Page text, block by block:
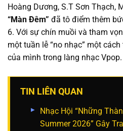
Hoàng Dương, S.T Sơn Thạch,
“Màn Đêm” đã tô điểm thêm
6. Với sự chín muồi và tham
một tuần lễ “no nhạc” một
của mình trong làng nhạc Vpop.
TIN LIÊN QUAN
Nhạc Hội “Những
Summer 2026” Gây